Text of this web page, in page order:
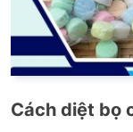
Cách diệt bọ